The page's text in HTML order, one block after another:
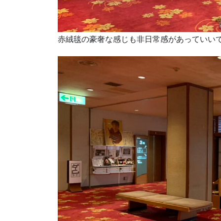
赤絨毯の豪奢な感じも非日常感があっていい